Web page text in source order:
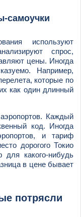
самоучки
используют
спрос,
цены. Иногда
Например,
которые по
как один длинный
Каждый
код. Иногда
и тариф
дорогого Токио
для какого-нибудь
в цене бывает
потрясли